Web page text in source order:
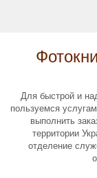
Для быстрой и
пользуемся
выполнить
территории
отделение